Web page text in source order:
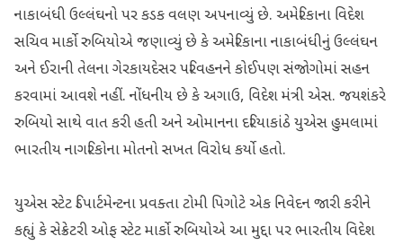
નાકાબંધી ઉલ્લંઘનો પર કડક વલણ અપનાવ્યું છે. અમેરિકાના વિદેશ
સચિવ માર્કો રુબિયોએ જણાવ્યું છે કે અમેરિકાના નાકાબંધીનું ઉલ્લંઘન
અને ઈરાની તેલના ગેરકાયદેસર પરિવહનને કોઈપણ સંજોગોમાં સહન
કરવામાં આવશે નહીં. નોંધનીય છે કે અગાઉ, વિદેશ મંત્રી એસ. જયશંકરે
રુબિયો સાથે વાત કરી હતી અને ઓમાનના દરિયાકાંઠે યુએસ હુમલામાં
ભારતીય નાગરિકોના મોતનો સખત વિરોધ કર્યો હતો.
યુએસ સ્ટેટ ડિપાર્ટમેન્ટના પ્રવક્તા ટોમી પિગોટે એક નિવેદન જારી કરીને
કહ્યું કે સેક્રેટરી ઓફ સ્ટેટ માર્કો રુબિયોએ આ મુદ્દા પર ભારતીય વિદેશ